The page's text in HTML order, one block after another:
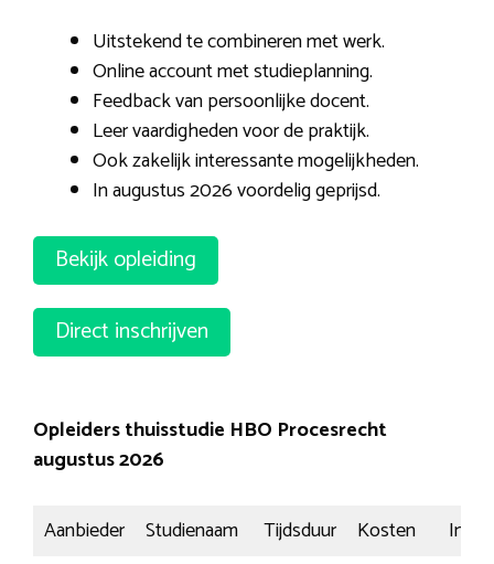
Uitstekend te combineren met werk.
Online account met studieplanning.
Feedback van persoonlijke docent.
Leer vaardigheden voor de praktijk.
Ook zakelijk interessante mogelijkheden.
In augustus 2026 voordelig geprijsd.
Bekijk opleiding
Direct inschrijven
Opleiders thuisstudie HBO Procesrecht
augustus 2026
Aanbieder Studienaam Tijdsduur Kosten